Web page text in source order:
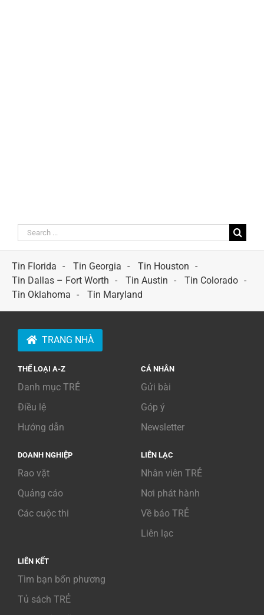
Search
for:
Tin Florida
Tin Georgia
Tin Houston
Tin Dallas – Fort Worth
Tin Austin
Tin Colorado
Tin Oklahoma
Tin Maryland
TRANG NHÀ
THỂ LOẠI A-Z
Danh mục TRẺ
Điều lệ
Hướng dẫn
CÁ NHÂN
Gửi bài
Góp ý
Newsletter
DOANH NGHIỆP
Rao vặt
Quảng cáo
Các cuộc thi
LIÊN LẠC
Nhân viên TRẺ
Nơi phát hành
Về báo TRẺ
Liên lạc
LIÊN KẾT
Tìm bạn bốn phương
Tủ sách TRẺ